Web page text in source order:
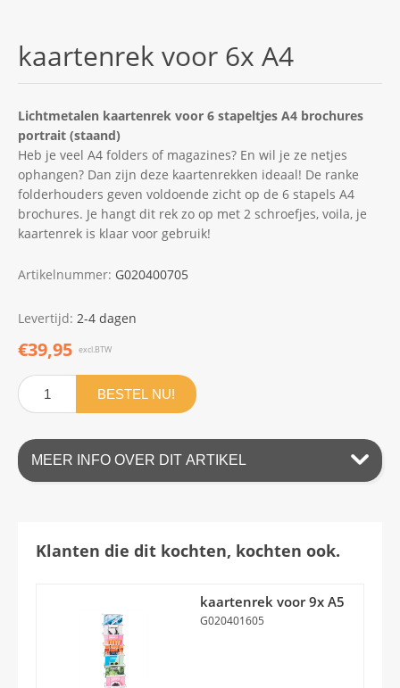
kaartenrek voor 6x A4
Lichtmetalen kaartenrek voor 6 stapeltjes A4 brochures
portrait (staand)
Heb je veel A4 folders of magazines? En wil je ze netjes
ophangen? Dan zijn deze kaartenrekken ideaal! De ranke
folderhouders geven voldoende zicht op de 6 stapels A4
brochures. Je hangt dit rek zo op met 2 schroefjes, voila, je
kaartenrek is klaar voor gebruik!
Artikelnummer: G020400705
Levertijd: 2-4 dagen
€39,95 excl.BTW
BESTEL NU!
MEER INFO OVER DIT ARTIKEL
Klanten die dit kochten, kochten ook.
kaartenrek voor 9x A5
G020401605